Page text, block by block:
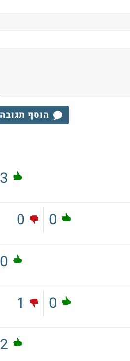
הוסף תגובה
3
0
0
0
0
1
2